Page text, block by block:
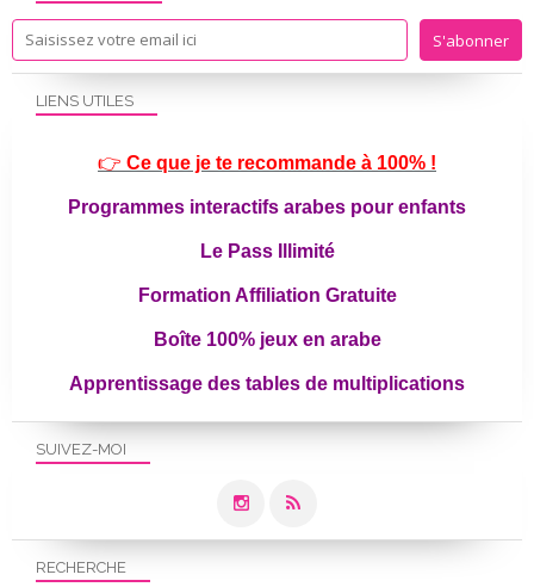
SUIVEZ-MOI
RECHERCHE
LIENS UTILES
👉 Ce que je te recommande à 100% !
Programmes interactifs arabes pour enfants
Le Pass Illimité
Formation Affiliation Gratuite
Boîte 100% jeux en arabe
Apprentissage des tables de multiplications